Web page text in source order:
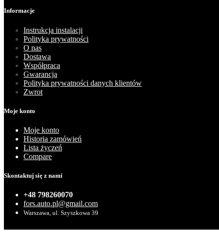
Informacje
Instrukcja instalacji
Polityka prywatności
O nas
Dostawa
Współpraca
Gwarancja
Polityka prywatności danych klientów
Zwrot
Moje konto
Moje konto
Historia zamówień
Lista życzeń
Compare
Skontaktuj się z nami
+48 798260070
fors.auto.pl@gmail.com
Warszawa, ul. Szyszkowa 39